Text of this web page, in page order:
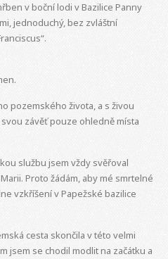
v boční lodi v Bazilice Panny
jednoduchý, bez zvláštní
pozemského života, a s živou
závěť pouze ohledně místa
službu jsem vždy svěřoval
Proto žádám, aby mé smrtelné
vzkříšení v Papežské bazilice
cesta skončila v této velmi
jsem se chodil modlit na začátku a